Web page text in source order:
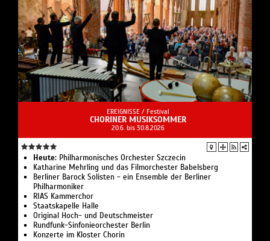
EREIGNISSE / Festival
CHORINER MUSIKSOMMER
20.6. bis 30.8.2026
Heute: Philharmonisches Orchester Szczecin
Katharine Mehrling und das Filmorchester Babelsberg
Berliner Barock Solisten - ein Ensemble der Berliner
Philharmoniker
RIAS Kammerchor
Staatskapelle Halle
Original Hoch- und Deutschmeister
Rundfunk-Sinfonieorchester Berlin
Konzerte im Kloster Chorin